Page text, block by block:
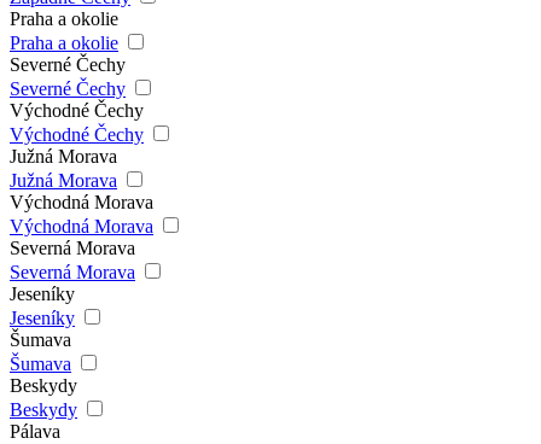
Praha a okolie
Praha a okolie
Severné Čechy
Severné Čechy
Východné Čechy
Východné Čechy
Južná Morava
Južná Morava
Východná Morava
Východná Morava
Severná Morava
Severná Morava
Jeseníky
Jeseníky
Šumava
Šumava
Beskydy
Beskydy
Pálava